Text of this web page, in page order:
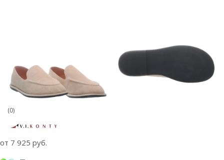
(0)
от 7 925 руб.